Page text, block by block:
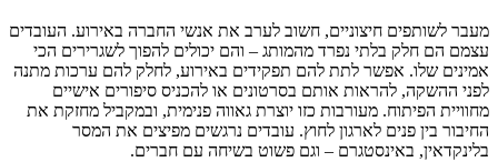
מעבר לשותפים חיצוניים, חשוב לערב את אנשי החברה באירוע. העובדים
עצמם הם חלק בלתי נפרד מהמותג – והם יכולים להפוך לשגרירים הכי
אמינים שלו. אפשר לתת להם תפקידים באירוע, לחלק להם ערכות מתנה
לפני ההשקה, להראות אותם בסרטונים או להכניס סיפורים אישיים
מחוויית הפיתוח. מעורבות כזו יוצרת גאווה פנימית, ובמקביל מחזקת את
החיבור בין פנים לארגון לחוץ. עובדים נרגשים מפיצים את המסר
בלינקדאין, באינסטגרם – וגם פשוט בשיחה עם חברים.